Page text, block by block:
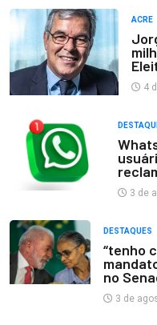
ACRE
4
3 de
DESTAQUES
“tenho
no
3 de